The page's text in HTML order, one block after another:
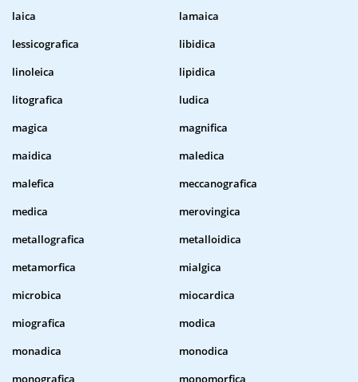
laica
lamaica
lessicografica
libidica
linoleica
lipidica
litografica
ludica
magica
magnifica
maidica
maledica
malefica
meccanografica
medica
merovingica
metallografica
metalloidica
metamorfica
mialgica
microbica
miocardica
miografica
modica
monadica
monodica
monografica
monomorfica